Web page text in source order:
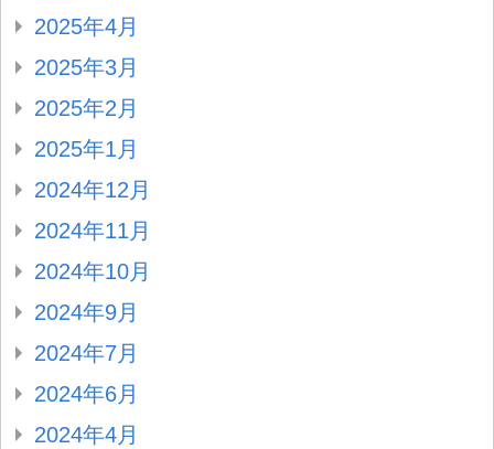
2025年4月
2025年3月
2025年2月
2025年1月
2024年12月
2024年11月
2024年10月
2024年9月
2024年7月
2024年6月
2024年4月